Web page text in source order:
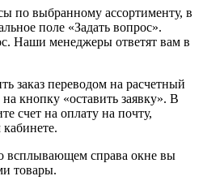
по выбранному ассортименту, в
поле «Задать вопрос».
Наши менеджеры ответят вам в
заказ переводом на расчетный
кнопку «оставить заявку». В
счет на оплату на почту,
всплывающем справа окне вы
товары.